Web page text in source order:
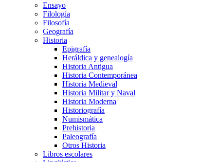
Ensayo
Filología
Filosofía
Geografía
Historia
Epigrafía
Heráldica y genealogía
Historia Antigua
Historia Contemporánea
Historia Medieval
Historia Militar y Naval
Historia Moderna
Historiografía
Numismática
Prehistoria
Paleografía
Otros Historia
Libros escolares